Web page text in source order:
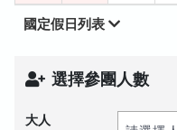
國定假日列表
選擇參團人數
大人